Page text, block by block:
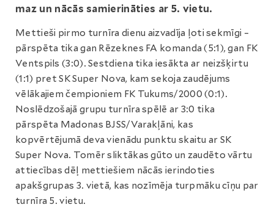
maz un nācās samierināties ar 5. vietu.
Mettieši pirmo turnīra dienu aizvadīja ļoti sekmīgi –
pārspēta tika gan Rēzeknes FA komanda (5:1), gan FK
Ventspils (3:0). Sestdiena tika iesākta ar neizšķirtu
(1:1) pret SK Super Nova, kam sekoja zaudējums
vēlākajiem čempioniem FK Tukums/2000 (0:1).
Noslēdzošajā grupu turnīra spēlē ar 3:0 tika
pārspēta Madonas BJSS/Varakļāni, kas
kopvērtējumā deva vienādu punktu skaitu ar SK
Super Nova. Tomēr sliktākas gūto un zaudēto vārtu
attiecības dēļ mettiešiem nācās ierindoties
apakšgrupas 3. vietā, kas nozīmēja turpmāku cīņu par
turnīra 5. vietu.